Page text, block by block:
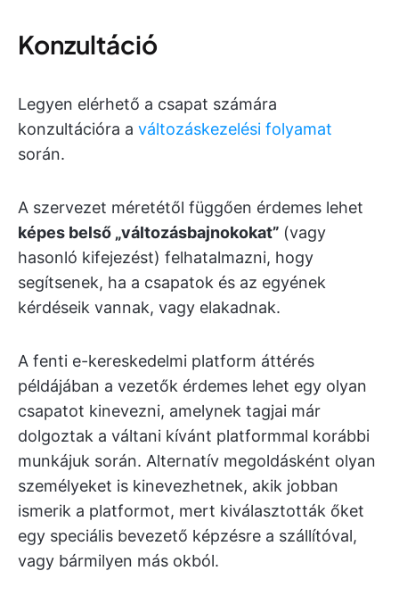
Konzultáció
Legyen elérhető a csapat számára
konzultációra a változáskezelési folyamat
során.
A szervezet méretétől függően érdemes lehet
képes belső „változásbajnokokat” (vagy
hasonló kifejezést) felhatalmazni, hogy
segítsenek, ha a csapatok és az egyének
kérdéseik vannak, vagy elakadnak.
A fenti e-kereskedelmi platform áttérés
példájában a vezetők érdemes lehet egy olyan
csapatot kinevezni, amelynek tagjai már
dolgoztak a váltani kívánt platformmal korábbi
munkájuk során. Alternatív megoldásként olyan
személyeket is kinevezhetnek, akik jobban
ismerik a platformot, mert kiválasztották őket
egy speciális bevezető képzésre a szállítóval,
vagy bármilyen más okból.